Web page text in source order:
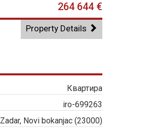
264 644 €
Property Details
Квартира
iro-699263
Zadar, Novi bokanjac (23000)